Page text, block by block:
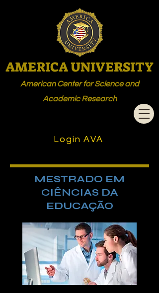
AMERICA UNIVERSITY
American Center for Science and
Academic Research
Login AVA
MESTRADO EM
CIÊNCIAS DA
EDUCAÇÃO